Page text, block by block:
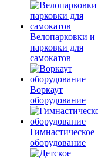
Велопарковки и
парковки для
самокатов
Воркаут
оборудование
Гимнастическое
оборудование